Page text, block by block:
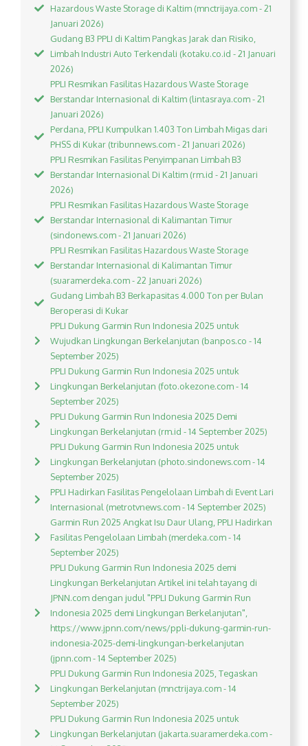
Hazardous Waste Storage di Kaltim (mnctrijaya.com - 21
Januari 2026)
Gudang B3 PPLI di Kaltim Pangkas Jarak dan Risiko,
Limbah Industri Auto Terkendali (kotaku.co.id - 21 Januari
2026)
PPLI Resmikan Fasilitas Hazardous Waste Storage
Berstandar Internasional di Kaltim (lintasraya.com - 21
Januari 2026)
Perdana, PPLI Kumpulkan 1.403 Ton Limbah Migas dari
PHSS di Kukar (tribunnews.com - 21 Januari 2026)
PPLI Resmikan Fasilitas Penyimpanan Limbah B3
Berstandar Internasional Di Kaltim (rm.id - 21 Januari
2026)
PPLI Resmikan Fasilitas Hazardous Waste Storage
Berstandar Internasional di Kalimantan Timur
(sindonews.com - 21 Januari 2026)
PPLI Resmikan Fasilitas Hazardous Waste Storage
Berstandar Internasional di Kalimantan Timur
(suaramerdeka.com - 22 Januari 2026)
Gudang Limbah B3 Berkapasitas 4.000 Ton per Bulan
Beroperasi di Kukar
PPLI Dukung Garmin Run Indonesia 2025 untuk
Wujudkan Lingkungan Berkelanjutan (banpos.co - 14
September 2025)
PPLI Dukung Garmin Run Indonesia 2025 untuk
Lingkungan Berkelanjutan (foto.okezone.com - 14
September 2025)
PPLI Dukung Garmin Run Indonesia 2025 Demi
Lingkungan Berkelanjutan (rm.id - 14 September 2025)
PPLI Dukung Garmin Run Indonesia 2025 untuk
Lingkungan Berkelanjutan (photo.sindonews.com - 14
September 2025)
PPLI Hadirkan Fasilitas Pengelolaan Limbah di Event Lari
Internasional (metrotvnews.com - 14 September 2025)
Garmin Run 2025 Angkat Isu Daur Ulang, PPLI Hadirkan
Fasilitas Pengelolaan Limbah (merdeka.com - 14
September 2025)
PPLI Dukung Garmin Run Indonesia 2025 demi
Lingkungan Berkelanjutan Artikel ini telah tayang di
JPNN.com dengan judul "PPLI Dukung Garmin Run
Indonesia 2025 demi Lingkungan Berkelanjutan",
https://www.jpnn.com/news/ppli-dukung-garmin-run-
indonesia-2025-demi-lingkungan-berkelanjutan
(jpnn.com - 14 September 2025)
PPLI Dukung Garmin Run Indonesia 2025, Tegaskan
Lingkungan Berkelanjutan (mnctrijaya.com - 14
September 2025)
PPLI Dukung Garmin Run Indonesia 2025 untuk
Lingkungan Berkelanjutan (jakarta.suaramerdeka.com -